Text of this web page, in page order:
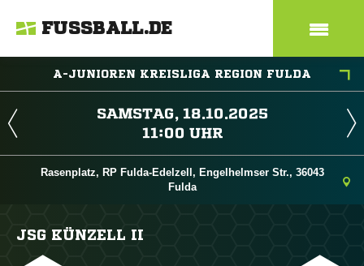
FUSSBALL.DE
A-JUNIOREN KREISLIGA REGION FULDA
 
 
Rasenplatz, RP Fulda-Edelzell, Engelhelmser Str., 36043
Fulda
JSG KÜNZELL II